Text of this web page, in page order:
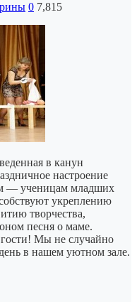
0 7,815
в канун
настроение
— ученицам младших
укреплению
творчества,
песня о маме.
Мы не случайно
в нашем уютном зале.